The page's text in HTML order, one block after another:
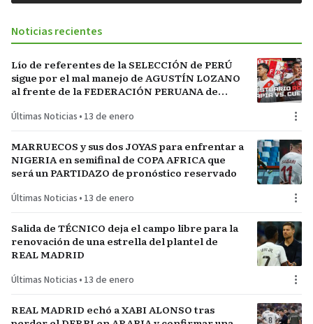
Noticias recientes
Lío de referentes de la SELECCIÓN de PERÚ
sigue por el mal manejo de AGUSTÍN LOZANO
al frente de la FEDERACIÓN PERUANA de
Últimas Noticias • 13 de enero
MARRUECOS y sus dos JOYAS para enfrentar a
NIGERIA en semifinal de COPA AFRICA que
será un PARTIDAZO de pronóstico reservado
Últimas Noticias • 13 de enero
Salida de TÉCNICO deja el campo libre para la
renovación de una estrella del plantel de
REAL MADRID
Últimas Noticias • 13 de enero
REAL MADRID echó a XABI ALONSO tras